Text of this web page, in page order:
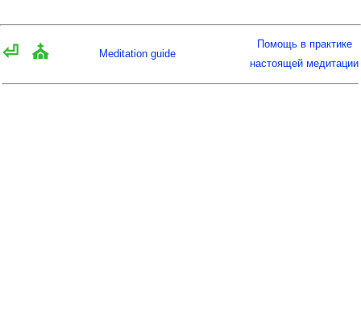
⏎ ⛪ Meditation guide
Помощь в практике
настоящей медитации